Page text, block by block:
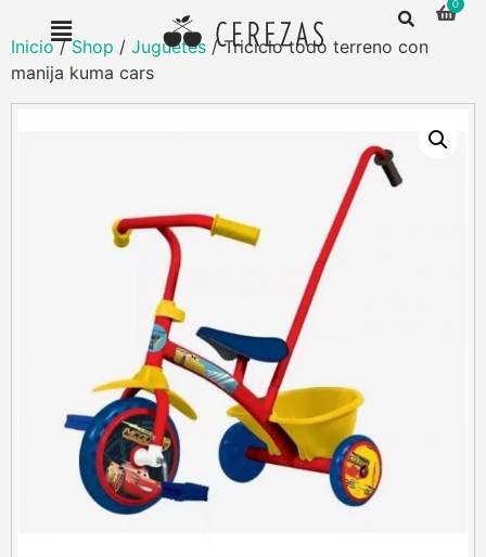
Inicio/Shop / Juguetes / Triciclo todo terreno con
manija kuma cars